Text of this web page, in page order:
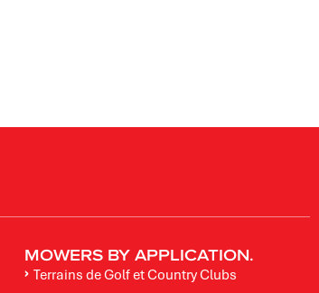
MOWERS BY APPLICATION.
Terrains de Golf et Country Clubs